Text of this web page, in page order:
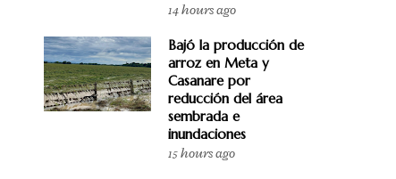
14 hours ago
Bajó la producción de
arroz en Meta y
Casanare por
reducción del área
sembrada e
inundaciones
15 hours ago